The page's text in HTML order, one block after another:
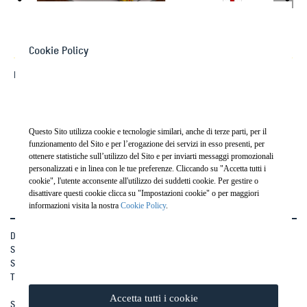
PS1
Injection System
Drill Pac S.r.l.
Società soggetta a direzione e coordinamento di Ghella S.p.A
Sede Legale: Via Pietro Borsieri, 2/a 00195 Roma (RM)
TEL:
Sede Operativa: Via Grazia Cavanna, 46
Cookie Policy
Questo Sito utilizza cookie e tecnologie similari, anche di terze parti, per il
funzionamento del Sito e per l’erogazione dei servizi in esso presenti, per
ottenere statistiche sull’utilizzo del Sito e per inviarti messaggi promozionali
personalizzati e in linea con le tue preferenze. Cliccando su "Accetta tutti i
cookie", l'utente acconsente all'utilizzo dei suddetti cookie. Per gestire o
disattivare questi cookie clicca su "Impostazioni cookie" o per maggiori
informazioni visita la nostraCookie Policy.
Accetta tutti i cookie